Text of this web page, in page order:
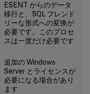
ESENT からのデータ
移行と、SQL フレンド
リーな形式への変換が
必要です。このプロセ
スは一度だけ必要です
追加の Windows
Server とライセンスが
必要になる場合があり
ます